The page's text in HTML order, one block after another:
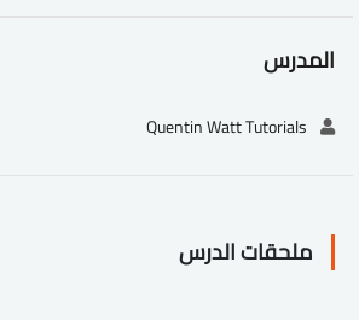
المدرس
ملحقات الدرس